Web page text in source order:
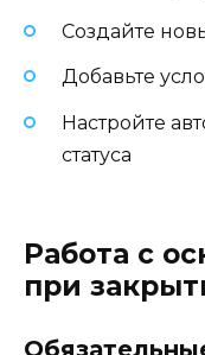
Создайте
Добавьте
Настройте
статуса
Работа с
при